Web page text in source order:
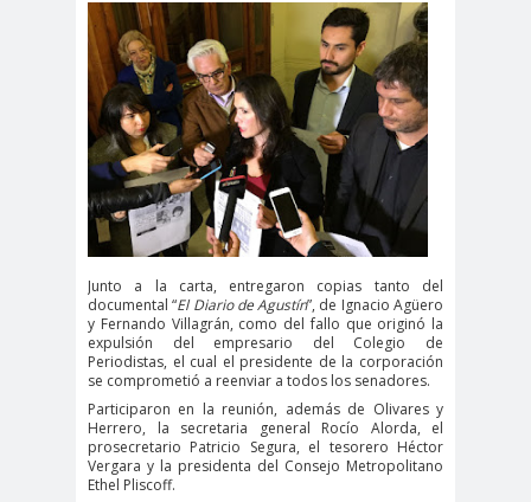
agresion
es
agresiones a la
prensa
Alberto Gato
Gamboa
Alcaldía Ciudadana de
Valparaíso
Alejandra
Riveros
Alejandro
Navarro
Torres
Alto Comisionado de ONU
para los DDHH
Álvaro
Elizalde
Alvaro
Ortiz
amenaz
as
Aminátegui
31
Amnistía
Junto a la carta, entregaron copias tanto del
documental “El Diario de Agustín”, de Ignacio Agüero
y Fernando Villagrán, como del fallo que originó la
expulsión del empresario del Colegio de
Periodistas, el cual el presidente de la corporación
se comprometió a reenviar a todos los senadores.
Participaron en la reunión, además de Olivares y
Herrero, la secretaria general Rocío Alorda, el
prosecretario Patricio Segura, el tesorero Héctor
Vergara y la presidenta del Consejo Metropolitano
Ethel Pliscoff.